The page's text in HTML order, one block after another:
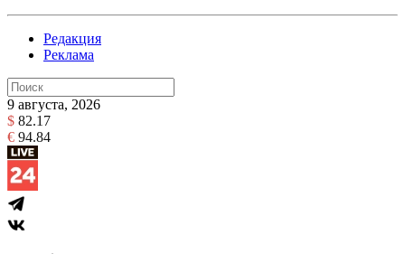
Редакция
Реклама
9 августа, 2026
$ 82.17
€ 94.84